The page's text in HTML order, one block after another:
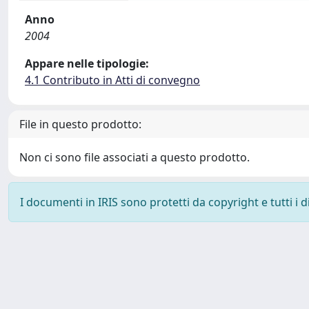
Anno
2004
Appare nelle tipologie:
4.1 Contributo in Atti di convegno
File in questo prodotto:
Non ci sono file associati a questo prodotto.
I documenti in IRIS sono protetti da copyright e tutti i